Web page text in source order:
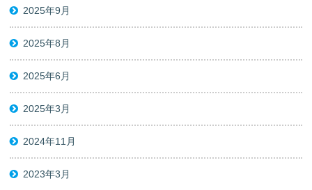
2025年9月
2025年8月
2025年6月
2025年3月
2024年11月
2023年3月